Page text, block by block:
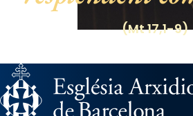
(Mt 17,1-9)